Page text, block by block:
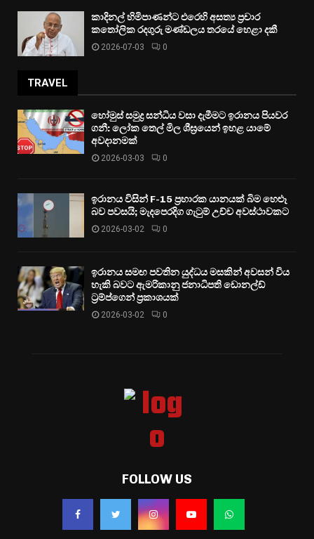
කාදිනල් හිමිපාණන්ට එරෙහි අසත්‍ය ප්‍රචාර
කතෝලික රදගුරු මණ්ඩලය තරයේ හෙළා දකී
2026-07-03 0
TRAVEL
හෝමුස් සමුද්‍ර සන්ධිය වසා දැමීමට ඉරානය පියවර
ගනී: ලෝක තෙල් මිල ශීඝ්‍රයෙන් ඉහළ යාමේ
අවදානමක්
2026-03-03 0
ඉරානය විසින් F-15 ප්‍රහාරක යානයක් බිම හෙළූ
බව පවසයි; මැදපෙරදිග ගැටුම් උච්ච අවස්ථාවකට
2026-03-02 0
ඉරානය සමඟ පවතින යුද්ධය මසකින් අවසන් විය
හැකි බවට ඇමරිකානු ජනාධිපති ඩොනල්ඩ්
ට්‍රම්ප්ගෙන් ප්‍රකාශයක්
2026-03-02 0
FOLLOW US